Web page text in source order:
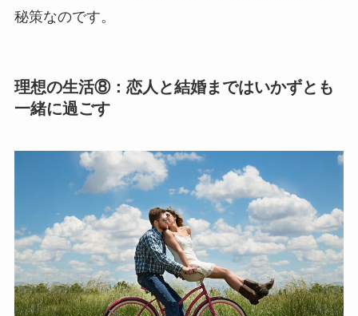
秘策なのです。
理想の生活⑧：恋人と結婚まではいかずとも
一緒に過ごす